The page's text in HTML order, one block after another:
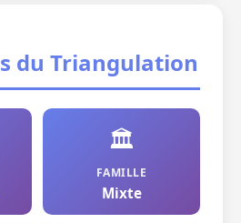
du Triangulation
🏛️
FAMILLE
Mixte